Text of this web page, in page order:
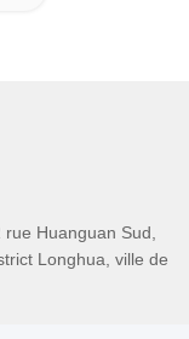
rue Huanguan Sud,
Longhua, ville de